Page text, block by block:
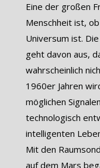
Eine der großen
Menschheit ist,
Universum ist.
geht davon aus,
wahrscheinlich
1960er Jahren
möglichen
technologisch
intelligenten
Mit den
auf dem Mars